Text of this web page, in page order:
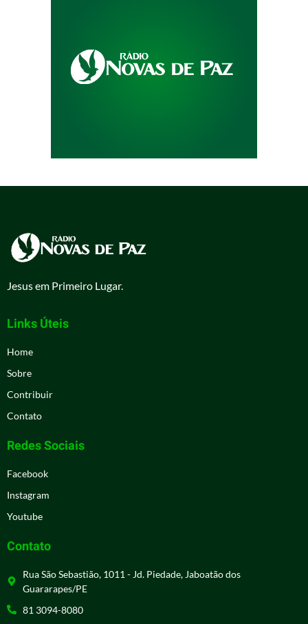
Jesus em Primeiro Lugar.
Links Úteis
Home
Sobre
Contribuir
Contato
Redes Sociais
Facebook
Instagram
Youtube
Contato
Rua São Sebastião, 1011 - Jd. Piedade, Jaboatão dos
Guararapes/PE
81 3094-8080